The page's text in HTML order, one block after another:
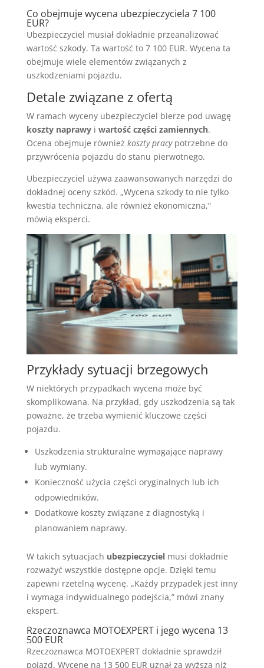
Co obejmuje wycena ubezpieczyciela 7 100
EUR?
Ubezpieczyciel musiał dokładnie przeanalizować
wartość szkody. Ta wartość to 7 100 EUR. Wycena ta
obejmuje wiele elementów związanych z
uszkodzeniami pojazdu.
Detale związane z ofertą
W ramach wyceny ubezpieczyciel bierze pod uwagę
koszty naprawyi wartość części zamiennych.
Ocena obejmuje również koszty pracypotrzebne do
przywrócenia pojazdu do stanu pierwotnego.
Ubezpieczyciel używa zaawansowanych narzędzi do
dokładnej oceny szkód. „Wycena szkody to nie tylko
kwestia techniczna, ale również ekonomiczna,”
mówią eksperci.
Przykłady sytuacji brzegowych
W niektórych przypadkach wycena może być
skomplikowana. Na przykład, gdy uszkodzenia są tak
poważne, że trzeba wymienić kluczowe części
pojazdu.
Uszkodzenia strukturalne wymagające naprawy
lub wymiany.
Konieczność użycia części oryginalnych lub ich
odpowiedników.
Dodatkowe koszty związane z diagnostyką i
planowaniem naprawy.
W takich sytuacjach ubezpieczycielmusi dokładnie
rozważyć wszystkie dostępne opcje. Dzięki temu
zapewni rzetelną wycenę. „Każdy przypadek jest inny
i wymaga indywidualnego podejścia,” mówi znany
ekspert.
Rzeczoznawca MOTOEXPERT i jego wycena 13
500 EUR
Rzeczoznawca MOTOEXPERT dokładnie sprawdził
pojazd. Wycenę na 13 500 EUR uznał za wyższą niż